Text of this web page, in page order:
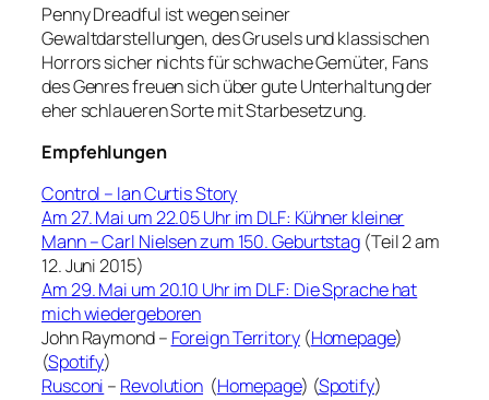
Penny Dreadful ist wegen seiner
Gewaltdarstellungen, des Grusels und klassischen
Horrors sicher nichts für schwache Gemüter, Fans
des Genres freuen sich über gute Unterhaltung der
eher schlaueren Sorte mit Starbesetzung.
Empfehlungen
Control – Ian Curtis Story
Am 27. Mai um 22.05 Uhr im DLF: Kühner kleiner
Mann – Carl Nielsen zum 150. Geburtstag (Teil 2 am
12. Juni 2015)
Am 29. Mai um 20.10 Uhr im DLF: Die Sprache hat
mich wiedergeboren
John Raymond – Foreign Territory(Homepage)
(Spotify)
Rusconi – Revolution (Homepage) (Spotify)